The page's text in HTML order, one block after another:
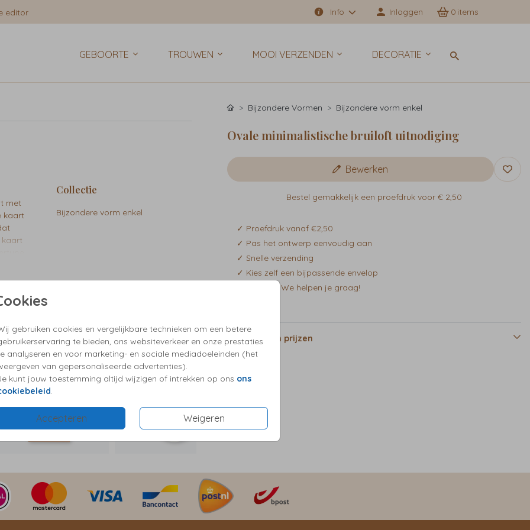
editor Info Inloggen 0
GEBOORTE TROUWEN MOOI VERZENDEN DECORATIE
gebruiken cookies en vergelijkbare technieken om een betere
te bieden, ons websiteverkeer en onze prestaties
analyseren en voor marketing- en sociale mediadoeleinden (het
van gepersonaliseerde advertenties).
kunt jouw toestemming altijd wijzigen of intrekken op ons ons
Accepteren Weigeren
met
kaart
kaart
is
Collectie
Bijzondere vorm enkel
Bijzondere Vormen Bijzondere vorm enkel
Ovale minimalistische bruiloft uitnodiging
Bewerken
Bestel gemakkelijk een proefdruk voor € 2,50
✓ Proefdruk vanaf €2,50
✓ Pas het ontwerp eenvoudig aan
✓ Snelle verzending
✓ Kies zelf een bijpassende envelop
✓ Vragen? We helpen je graag!
Formaten en prijzen